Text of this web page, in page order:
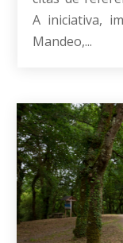
A iniciativa,
Mandeo,...